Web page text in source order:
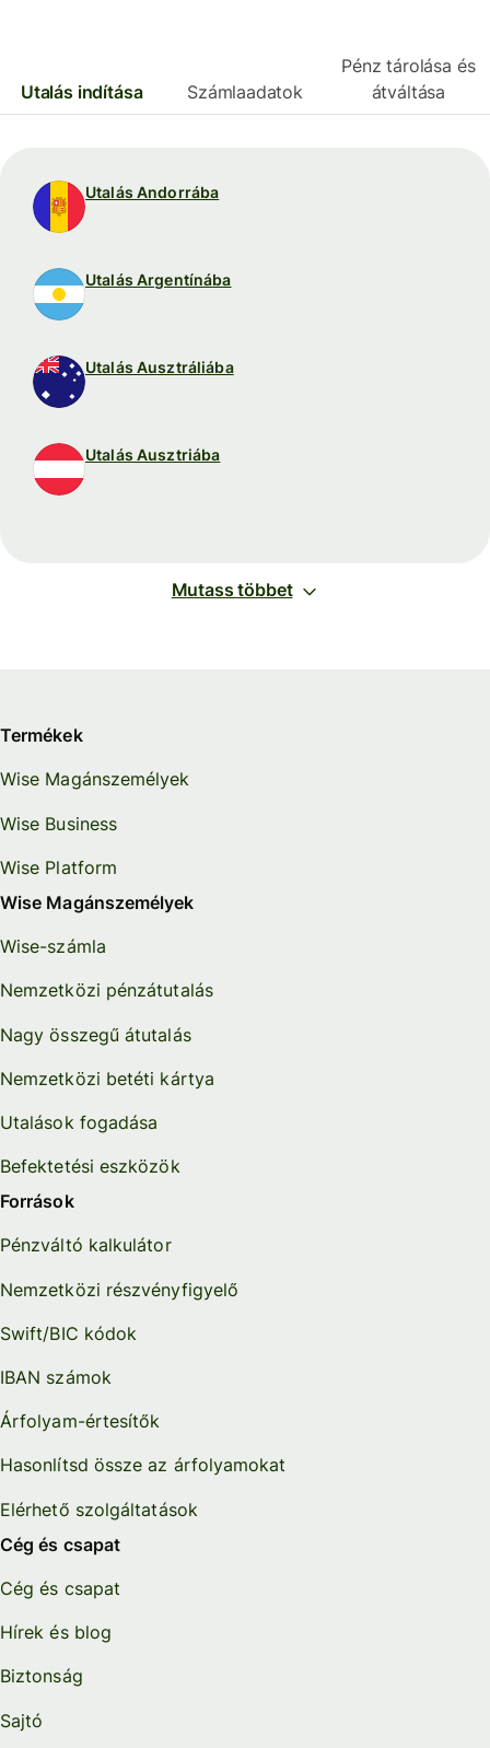
Utalás indítása Számlaadatok
Pénz tárolása és
átváltása
Utalás Andorrába
Utalás Argentínába
Utalás Ausztráliába
Utalás Ausztriába
Mutass többet
Termékek
Wise Magánszemélyek
Wise Business
Wise Platform
Wise Magánszemélyek
Wise-számla
Nemzetközi pénzátutalás
Nagy összegű átutalás
Nemzetközi betéti kártya
Utalások fogadása
Befektetési eszközök
Források
Pénzváltó kalkulátor
Nemzetközi részvényfigyelő
Swift/BIC kódok
IBAN számok
Árfolyam-értesítők
Hasonlítsd össze az árfolyamokat
Elérhető szolgáltatások
Cég és csapat
Cég és csapat
Hírek és blog
Biztonság
Sajtó